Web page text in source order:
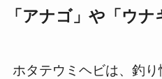
「アナゴ」や「ウ
ホタテウミヘビは、釣